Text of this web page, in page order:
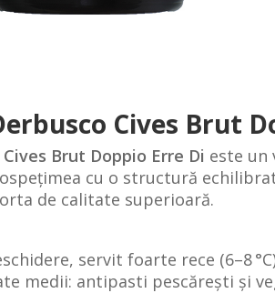
Cives Brut
Brut Doppio Erre Di este un
cu o structură
de calitate superioară.
servit foarte rece (6–8
medii: antipasti pescărești și